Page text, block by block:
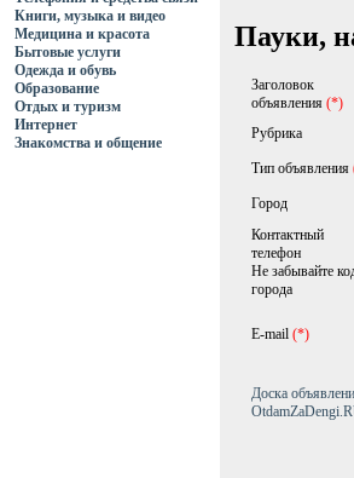
Книги, музыка и видео
Медицина и красота
Бытовые услуги
Одежда и обувь
Образование
Отдых и туризм
Интернет
Знакомства и общение
Пауки,
Заголовок
объявления (*)
Рубрика
Тип объявления
Город
Контактный
телефон
Не забывайте
города
E-mail (*)
Доска